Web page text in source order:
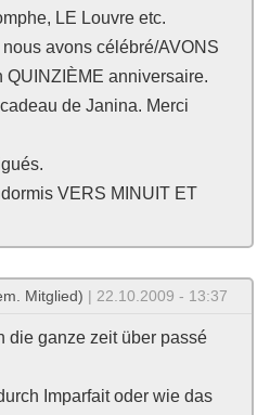
LE Louvre etc.
avons célébré/AVONS
QUINZIÈME anniversaire.
de Janina. Merci
VERS MINUIT ET
Mitglied) | 22.10.2009 - 13:37
die ganze zeit über passé
Imparfait oder wie das